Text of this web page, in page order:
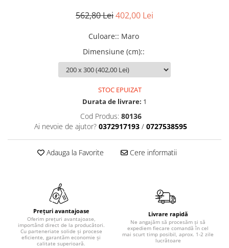
562,80 Lei402,00 Lei
Culoare:: Maro
Dimensiune (cm)::
STOC EPUIZAT
Durata de livrare: 1
Cod Produs: 80136
Ai nevoie de ajutor? 0372917193 / 0727538595
Adauga la Favorite Cere informatii
Prețuri avantajoase
Oferim prețuri avantajoase,
importând direct de la producători.
Cu parteneriate solide și procese
eficiente, garantăm economie și
calitate superioară.
Livrare rapidă
Ne angajăm să procesăm și să
expediem fiecare comandă în cel
mai scurt timp posibil, aprox. 1-2 zile
lucrătoare